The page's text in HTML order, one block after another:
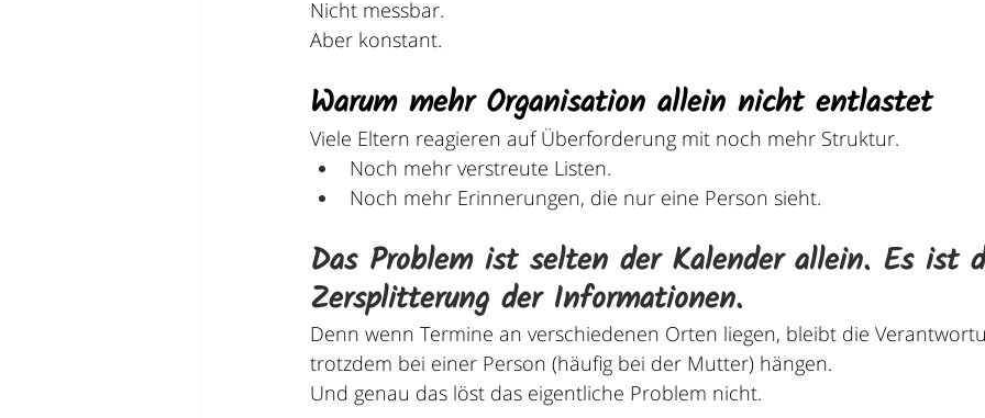
Nicht messbar.
Aber konstant.
Warum mehr Organisation allein nicht entlastet
Viele Eltern reagieren auf Überforderung mit noch mehr Struktur.
Noch mehr verstreute Listen.
Noch mehr Erinnerungen, die nur eine Person sieht.
Das Problem ist selten der Kalender allein. Es ist
Zersplitterung der Informationen.
Denn wenn Termine an verschiedenen Orten liegen, bleibt die
trotzdem bei einer Person (häufig bei der Mutter) hängen.
Und genau das löst das eigentliche Problem nicht.